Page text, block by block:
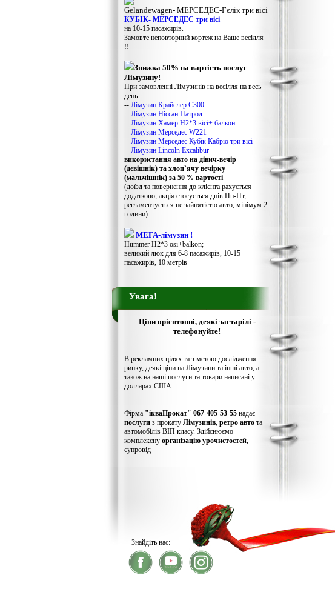
Gelandewagen​- МЕРСЕДЕС-Гєлік три вісі
КУБІК- МЕРСЕДЕС три вісі
на 10-15 пасажирів.
Замовте неповторний кортеж на Ваше весілля
!!
Знижка 50% на вартість послуг
Лімузину!
При замовленні Лімузинів на весілля на весь
день:
-- Лімузин Крайслер С300
-- Лімузин Ніссан Патрол
-- Лімузин Хамер Н2*3 вісі+ балкон
-- Лімузин Мерседес W221
-- Лімузин Мерседес Кубік Кабріо три вісі
-- Лімузин Lincoln Excalibur
використання авто на дівич-вечір
(дєвішнік) та хлоп`ячу вечірку
(мальчішнік) за 50 % вартості
(доїзд та повернення до клієнта рахується
додатково, акція стосується днів Пн-Пт,
регламентується не зайнятістю авто, мінімум 2
години).
МЕГА-лімузин !
Hummer H2*3 osi+balkon;
великий люк для 6-8 пасажирів, 10-15
пасажирів, 10 метрів
Увага!
Ціни орієнтовні, деякі застарілі -
телефонуйте!
В рекламних цілях та з метою дослідження
ринку, деякі ціни на Лімузини та інші авто, а
також на наші послуги та товари написані у
долларах США
Фірма "ікваПрокат" 067-405-53-55 надає
послуги з прокату Лімузинів, ретро авто та
автомобілів ВІП класу. Здійснюємо
комплексну організацію урочистостей,
супровід
Знайдіть нас: